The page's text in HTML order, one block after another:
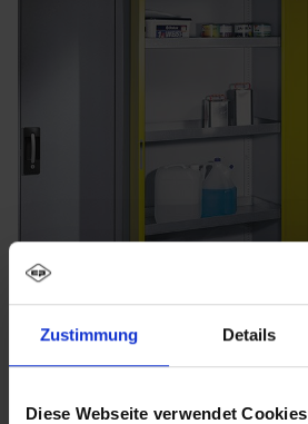
Zustimmung Details
Diese Webseite verwendet Cookies